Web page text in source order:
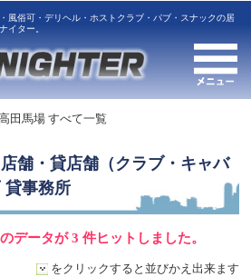
風俗可・デリヘル・ホストクラブ・パブ・スナックの居
イター。
田馬場 すべて一覧
舗・貸店舗（クラブ・キャバ
貸事務所
データが 3 件ヒットしました。
をクリックすると並びかえ出来ます